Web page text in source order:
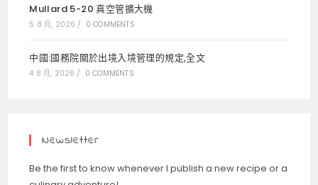
Mullard 5-20 真空管擴大機
5 8 月, 2026 / 0 COMMENTS
中國:國務院關於出境入境管理的規定,全文
4 8 月, 2026 / 0 COMMENTS
Newsletter
Be the first to know whenever I publish a new recipe or a